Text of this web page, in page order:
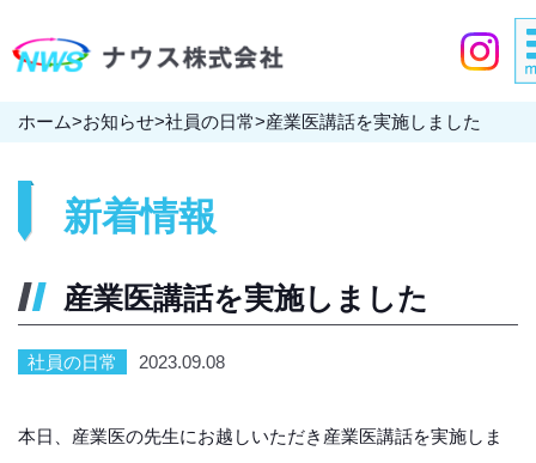
ホーム>お知らせ>社員の日常>産業医講話を実施しました
新着情報
産業医講話を実施しました
社員の日常 2023.09.08
本日、産業医の先生にお越しいただき産業医講話を実施しま